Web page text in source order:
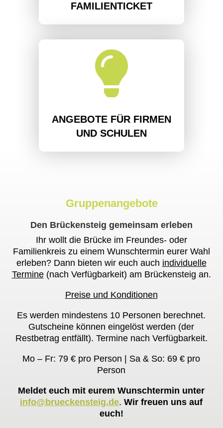
FAMILIENTICKET

ANGEBOTE FÜR FIRMEN
UND SCHULEN
Gruppenangebote
Den Brückensteig gemeinsam erleben
Ihr wollt die Brücke im Freundes- oder
Familienkreis zu einem Wunschtermin eurer Wahl
erleben? Dann bieten wir euch auch individuelle
Termine(nach Verfügbarkeit) am Brückensteig an.
Preise und Konditionen
Es werden mindestens 10 Personen berechnet.
Gutscheine können eingelöst werden (der
Restbetrag entfällt). Termine nach Verfügbarkeit.
Mo – Fr: 79 € pro Person | Sa & So: 69 € pro
Person
Meldet euch mit eurem Wunschtermin unter
info@brueckensteig.de. Wir freuen uns auf
euch!